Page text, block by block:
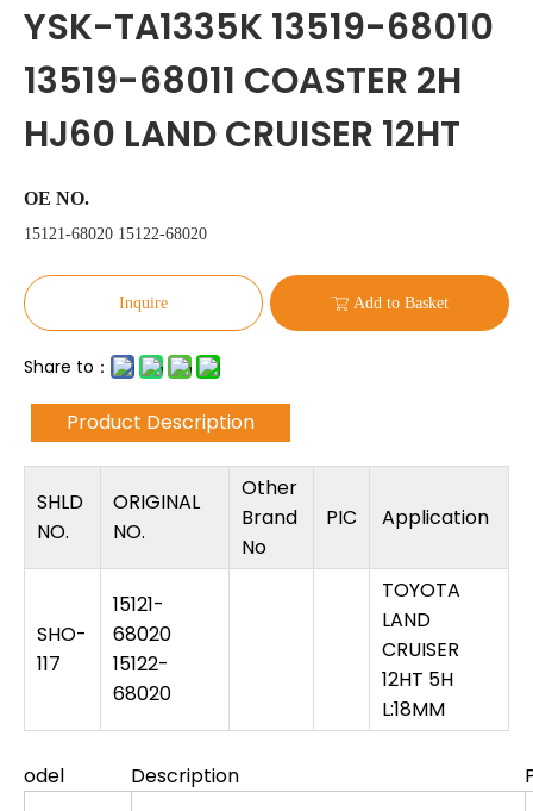
YSK-TA1335K 13519-68010
13519-68011 COASTER 2H
HJ60 LAND CRUISER 12HT
OE NO.
15121-68020 15122-68020
Inquire Add to Basket
Share to：
Product Description
SHLD
NO.
ORIGINAL
NO.
Other
Brand
No
PIC Application
SHO-
117
15121-
68020
15122-
68020
TOYOTA
LAND
CRUISER
12HT 5H
L:18MM
odel Description